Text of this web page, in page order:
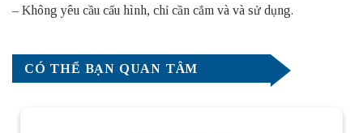
– Không yêu cầu cấu hình, chỉ cần cắm và và sử dụng.
CÓ THỂ BẠN QUAN TÂM